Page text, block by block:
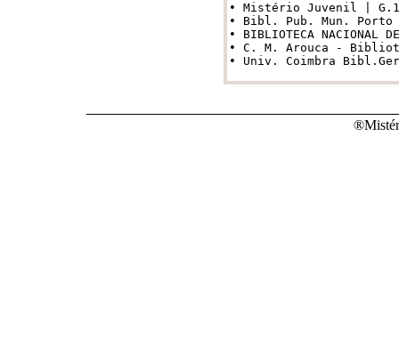
• Mistério Juvenil |
• Bibl. Pub. Mun.
• BIBLIOTECA NACIONAL
• C. M. Arouca -
• Univ. Coimbra